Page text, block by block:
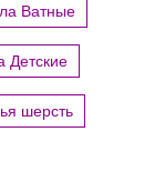
Ватные
Детские
шерсть